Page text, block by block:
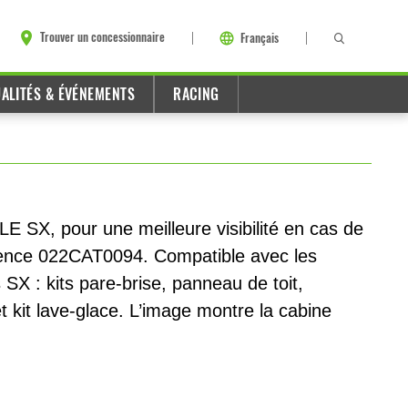
Trouver un concessionnaire Français
& ÉVÉNEMENTS RACING
SX, pour une meilleure visibilité en cas de
022CAT0094. Compatible avec les
: kits pare-brise, panneau de toit,
kit lave-glace. L’image montre la cabine